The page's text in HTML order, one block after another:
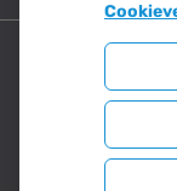
Privacy